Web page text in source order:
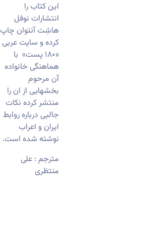
این کتاب را
انتشارات نوفل
هاشِت آنتوان چاپ
کرده و ‌سایت عربی
«۱۸۰ پست» با
هماهنگی خانواده
آن مرحوم
بخشهایی از ان را
منتشر کرده نکات
جالبی درباره روابط
ایران و اعراب
نوشته شده است.
مترجم : علی
منتظری